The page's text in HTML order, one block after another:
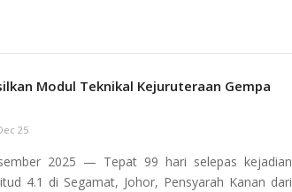
Modul Teknikal Kejuruteraan Gempa
25
2025 — Tepat 99 hari selepas kejadian
4.1 di Segamat, Johor, Pensyarah Kanan dari